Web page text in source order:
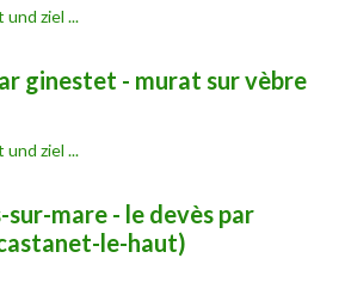
ziel ...
ginestet - murat sur vèbre
ziel ...
mare - le devès par
le-haut)